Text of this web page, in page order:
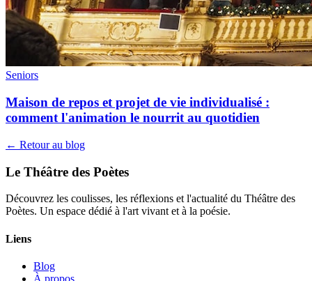
Seniors
Maison de repos et projet de vie individualisé :
comment l'animation le nourrit au quotidien
← Retour au blog
Le Théâtre des Poètes
Découvrez les coulisses, les réflexions et l'actualité du Théâtre des
Poètes. Un espace dédié à l'art vivant et à la poésie.
Liens
Blog
À propos